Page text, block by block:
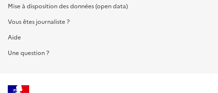
Mise à disposition des données (open data)
Vous êtes journaliste ?
Aide
Une question ?